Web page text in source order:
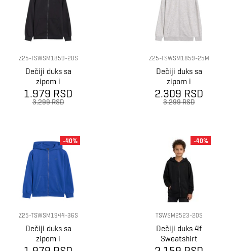
Z25-TSWSM1859-20S
Dečiji duks sa
zipom i
kapuljačom
Sweatshirt
1.979 RSD
3.299 RSD
Z25-TSWSM1859-25M
Dečiji duks sa
zipom i
kapuljačom
Sweatshirt
2.309 RSD
3.299 RSD
Z25-TSWSM1944-36S
Dečiji duks sa
zipom i
kapuljačom
-40%
TSWSM2523-20S
Dečiji duks 4f
Sweatshirt
m2523
-40%